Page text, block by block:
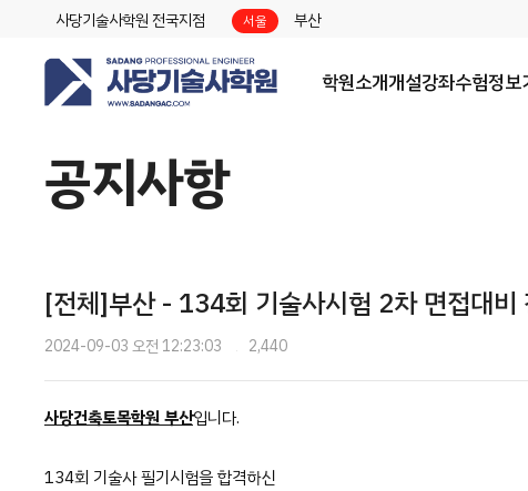
사당기술사학원 전국지점 서울 부산
학원소개개설강좌수험정보
공지사항
[전체]부산 - 134회 기술사시험 2차 면접대
2024-09-03 오전 12:23:03 2,440
사당건축토목학원 부산입니다.
134회 기술사 필기시험을 합격하신